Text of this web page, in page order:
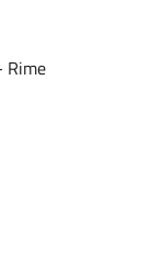
Rime